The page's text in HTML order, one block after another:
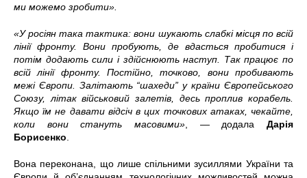
ми можемо зробити».
«У росіян така тактика: вони шукають слабкі місця по всій
лінії фронту. Вони пробують, де вдасться пробитися і
потім додають сили і здійснюють наступ. Так працює по
всій лінії фронту. Постійно, точково, вони пробивають
межі Європи. Залітають “шахеди” у країни Європейського
Союзу, літак військовий залетів, десь проплив корабель.
Якщо їм не давати відсіч в цих точкових атаках, чекайте,
коли вони стануть масовими» , — додала Дарія
Борисенко
Вона переконана, що лише спільними зусиллями України та